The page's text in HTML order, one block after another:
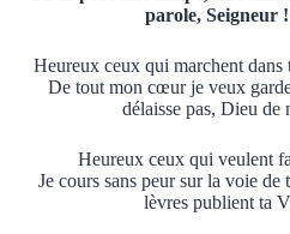
parole, Seigneur
Heureux ceux qui marchent dans
De tout mon cœur je veux
délaisse pas, Dieu de
Heureux ceux qui veulent
Je cours sans peur sur la voie de
lèvres publient ta